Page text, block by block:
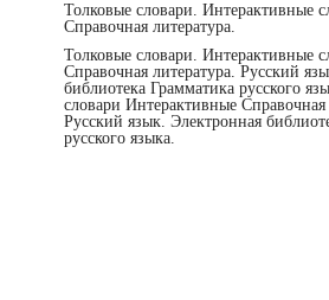
Толковые словари. Интерактивные
Справочная литература.
Толковые словари. Интерактивные
Справочная литература. Русский
библиотека Грамматика русского
словари Интерактивные Справочная
Русский язык. Электронная
русского языка.